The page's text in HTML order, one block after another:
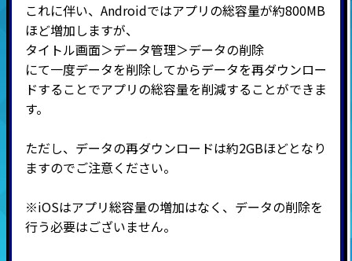
これに伴い、Androidではアプリの総容量が約800MB
ほど増加しますが、
タイトル画面＞データ管理＞データの削除
にて一度データを削除してからデータを再ダウンロー
ドすることでアプリの総容量を削減することができま
す。
ただし、データの再ダウンロードは約2GBほどとなり
ますのでご注意ください。
※iOSはアプリ総容量の増加はなく、データの削除を
行う必要はございません。